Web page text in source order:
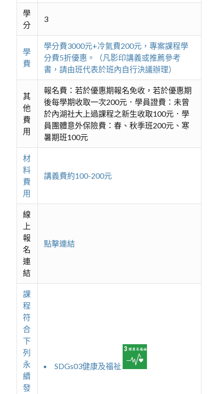
學
分
3
學
費
學分費3000元+冷氣費200元，專案課程學
分費5折優惠。（凡影印講義或推薦參考
書，請由班代表於班內自行決議辦理）
其
他
費
用
報名費：若於優惠期報名免收，若於優惠期
後每學期收取一次200元．學員證費：未曾
於內湖社大上過課程之新生收取100元．學
員團體意外保險費：春、秋季班200元、寒
暑期班100元
材
料
費
用
講義費約100-200元
線
上
報
名
連
結
點擊連結
課
程
符
合
下
列
永
續
發
SDGs03健康及福祉